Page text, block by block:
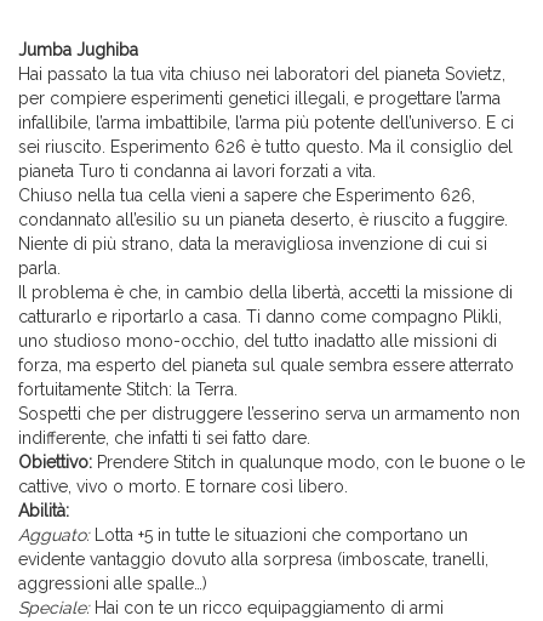
Jumba Jughiba
Hai passato la tua vita chiuso nei laboratori del pianeta Sovietz,
per compiere esperimenti genetici illegali, e progettare l’arma
infallibile, l’arma imbattibile, l’arma più potente dell’universo. E ci
sei riuscito. Esperimento 626 è tutto questo. Ma il consiglio del
pianeta Turo ti condanna ai lavori forzati a vita.
Chiuso nella tua cella vieni a sapere che Esperimento 626,
condannato all’esilio su un pianeta deserto, è riuscito a fuggire.
Niente di più strano, data la meravigliosa invenzione di cui si
parla.
Il problema è che, in cambio della libertà, accetti la missione di
catturarlo e riportarlo a casa. Ti danno come compagno Plikli,
uno studioso mono-occhio, del tutto inadatto alle missioni di
forza, ma esperto del pianeta sul quale sembra essere atterrato
fortuitamente Stitch: la Terra.
Sospetti che per distruggere l’esserino serva un armamento non
indifferente, che infatti ti sei fatto dare.
Obiettivo: Prendere Stitch in qualunque modo, con le buone o le
cattive, vivo o morto. E tornare così libero.
Abilità:
Agguato:Lotta +5 in tutte le situazioni che comportano un
evidente vantaggio dovuto alla sorpresa (imboscate, tranelli,
aggressioni alle spalle…)
Speciale: Hai con te un ricco equipaggiamento di armi